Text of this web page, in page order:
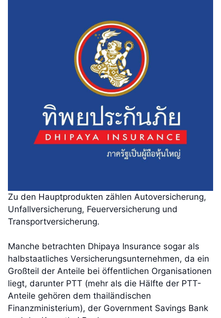
Zu den Hauptprodukten zählen Autoversicherung,
Unfallversicherung, Feuerversicherung und
Transportversicherung.
Manche betrachten Dhipaya Insurance sogar als
halbstaatliches Versicherungsunternehmen, da ein
Großteil der Anteile bei öffentlichen Organisationen
liegt, darunter PTT (mehr als die Hälfte der PTT-
Anteile gehören dem thailändischen
Finanzministerium), der Government Savings Bank